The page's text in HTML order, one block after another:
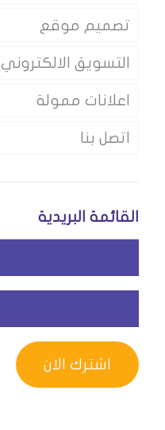
تصميم موقع
التسويق الالكتروني
اعلانات ممولة
اتصل بنا
القائمة البريدية